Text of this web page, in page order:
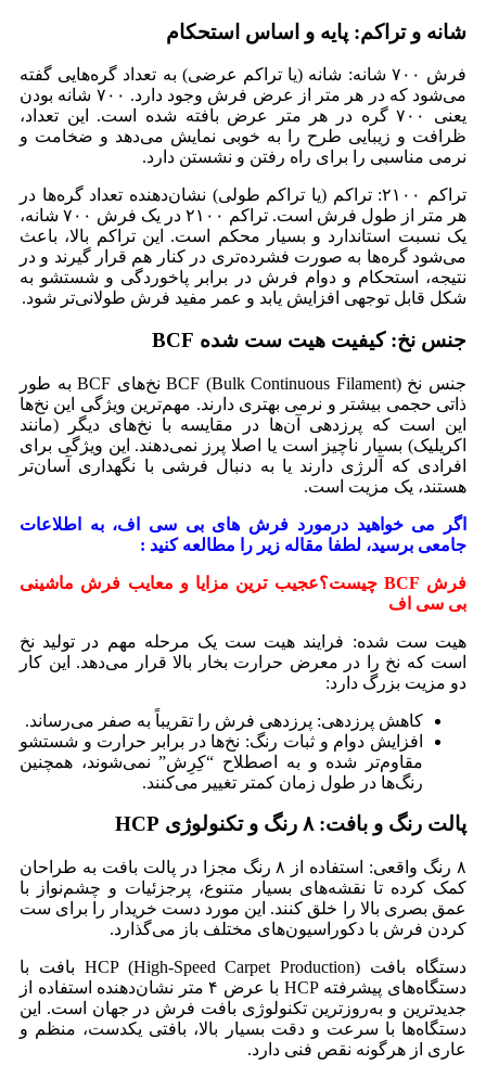
شانه و تراکم: پایه و اساس استحکام
فرش ۷۰۰ شانه: شانه (یا تراکم عرضی) به تعداد گره‌هایی گفته
می‌شود که در هر متر از عرض فرش وجود دارد. ۷۰۰ شانه بودن
یعنی ۷۰۰ گره در هر متر عرض بافته شده است. این تعداد،
ظرافت و زیبایی طرح را به خوبی نمایش می‌دهد و ضخامت و
نرمی مناسبی را برای راه رفتن و نشستن دارد.
تراکم ۲۱۰۰: تراکم (یا تراکم طولی) نشان‌دهنده تعداد گره‌ها در
هر متر از طول فرش است. تراکم ۲۱۰۰ در یک فرش ۷۰۰ شانه،
یک نسبت استاندارد و بسیار محکم است. این تراکم بالا، باعث
می‌شود گره‌ها به صورت فشرده‌تری در کنار هم قرار گیرند و در
نتیجه، استحکام و دوام فرش در برابر پاخوردگی و شستشو به
شکل قابل توجهی افزایش یابد و عمر مفید فرش طولانی‌تر شود.
جنس نخ: کیفیت هیت ست شده BCF
جنس نخ BCF (Bulk Continuous Filament) نخ‌های BCF به طور
ذاتی حجمی بیشتر و نرمی بهتری دارند. مهم‌ترین ویژگی این نخ‌ها
این است که پرزدهی آن‌ها در مقایسه با نخ‌های دیگر (مانند
اکریلیک) بسیار ناچیز است یا اصلا پرز نمی‌دهند. این ویژگی برای
افرادی که آلرژی دارند یا به دنبال فرشی با نگهداری آسان‌تر
هستند، یک مزیت است.
اگر می خواهید درمورد فرش های بی سی اف، به اطلاعات
جامعی برسید، لطفا مقاله زیر را مطالعه کنید :
فرش BCF چیست؟عجیب ترین مزایا و معایب فرش ماشینی
بی سی اف
هیت ست شده: فرایند هیت ست یک مرحله مهم در تولید نخ
است که نخ را در معرض حرارت بخار بالا قرار می‌دهد. این کار
دو مزیت بزرگ دارد:
کاهش پرزدهی: پرزدهی فرش را تقریباً به صفر می‌رساند.
افزایش دوام و ثبات رنگ: نخ‌ها در برابر حرارت و شستشو
مقاوم‌تر شده و به اصطلاح “کِرِش” نمی‌شوند، همچنین
رنگ‌ها در طول زمان کمتر تغییر می‌کنند.
پالت رنگ و بافت: ۸ رنگ و تکنولوژی HCP
۸ رنگ واقعی: استفاده از ۸ رنگ مجزا در پالت بافت به طراحان
کمک کرده تا نقشه‌های بسیار متنوع، پرجزئیات و چشم‌نواز با
عمق بصری بالا را خلق کنند. این مورد دست خریدار را برای ست
کردن فرش با دکوراسیون‌های مختلف باز می‌گذارد.
دستگاه بافت HCP (High-Speed Carpet Production) بافت با
دستگاه‌های پیشرفته HCP با عرض ۴ متر نشان‌دهنده استفاده از
جدیدترین و به‌روزترین تکنولوژی بافت فرش در جهان است. این
دستگاه‌ها با سرعت و دقت بسیار بالا، بافتی یکدست، منظم و
عاری از هرگونه نقص فنی دارد.